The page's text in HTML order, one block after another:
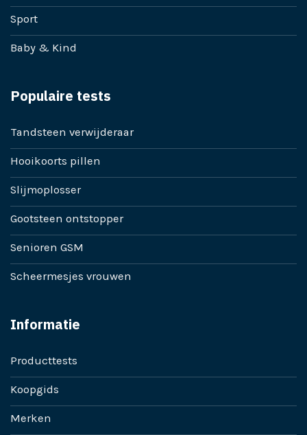
Sport
Baby & Kind
Populaire tests
Tandsteen verwijderaar
Hooikoorts pillen
Slijmoplosser
Gootsteen ontstopper
Senioren GSM
Scheermesjes vrouwen
Informatie
Producttests
Koopgids
Merken